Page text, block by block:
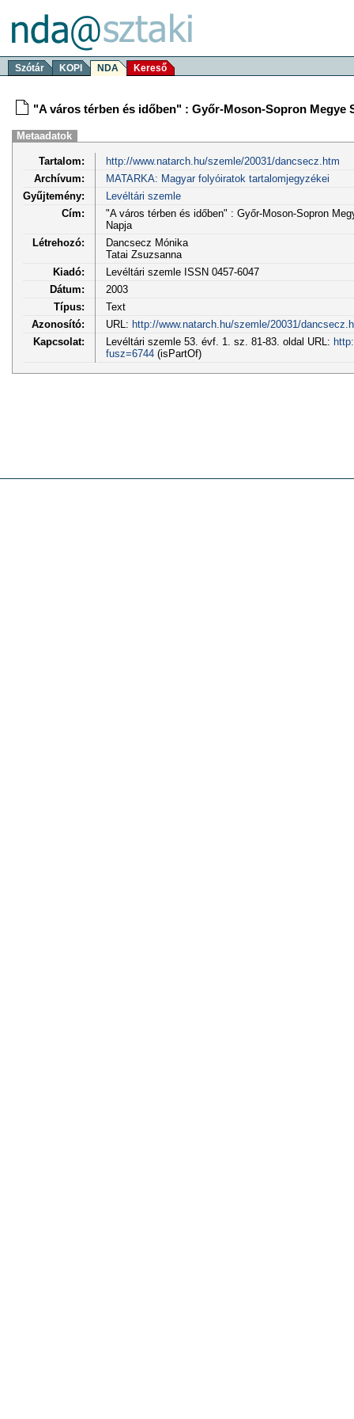
Szótár KOPI NDA Kereső
"A város térben és időben" : Győr-Moson-Sopron Megye
Metaadatok
Tartalom:
http://www.natarch.hu/szemle/20031/dancsecz.htm
Archívum:
MATARKA: Magyar folyóiratok tartalomjegyzékei
Gyűjtemény:
Levéltári szemle
Cím:
"A város térben és időben" : Győr-Moson-Sopron
Napja
Létrehozó:
Dancsecz Mónika
Tatai Zsuzsanna
Kiadó:
Levéltári szemle ISSN 0457-6047
Dátum:
2003
Típus:
Text
Azonosító:
URL: http://www.natarch.hu/szemle/20031/
Kapcsolat:
Levéltári szemle 53. évf. 1. sz. 81-83. oldal URL:
fusz=6744(isPartOf)